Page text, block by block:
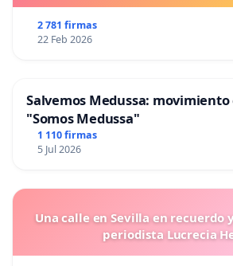
2 781 firmas
22 Feb 2026
Salvemos Medussa:
"Somos Medussa"
1 110 firmas
5 Jul 2026
Una calle en Sevilla en recuerdo
periodista Lucrecia